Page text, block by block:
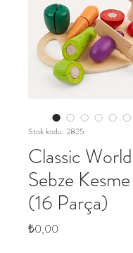
Stok kodu: 2825
Classic
Sebze
(16 Parça)
₺0,00